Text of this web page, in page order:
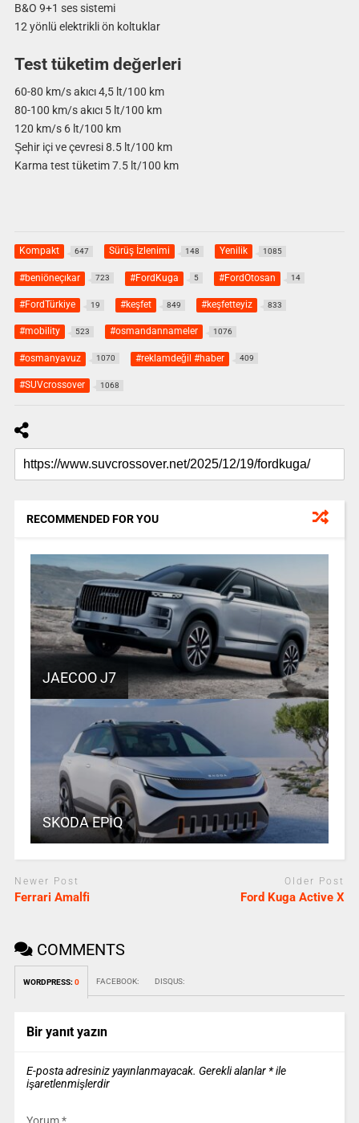
B&O 9+1 ses sistemi
12 yönlü elektrikli ön koltuklar
Test tüketim değerleri
60-80 km/s akıcı 4,5 lt/100 km
80-100 km/s akıcı 5 lt/100 km
120 km/s 6 lt/100 km
Şehir içi ve çevresi 8.5 lt/100 km
Karma test tüketim 7.5 lt/100 km
Kompakt 647 Sürüş İzlenimi 148 Yenilik 1085
#beniöneçıkar 723 #FordKuga 5 #FordOtosan 14
#FordTürkiye 19 #keşfet 849 #keşfetteyiz 833
#mobility 523 #osmandannameler 1076
#osmanyavuz 1070 #reklamdeğil #haber 409
#SUVcrossover 1068
RECOMMENDED FOR YOU
JAECOO J7
SKODA EPİQ
Newer Post
Ferrari Amalfi
Older Post
Ford Kuga Active X
COMMENTS
WORDPRESS: 0 FACEBOOK: DISQUS:
Bir yanıt yazın
E-posta adresiniz yayınlanmayacak. Gerekli alanlar *ile
işaretlenmişlerdir